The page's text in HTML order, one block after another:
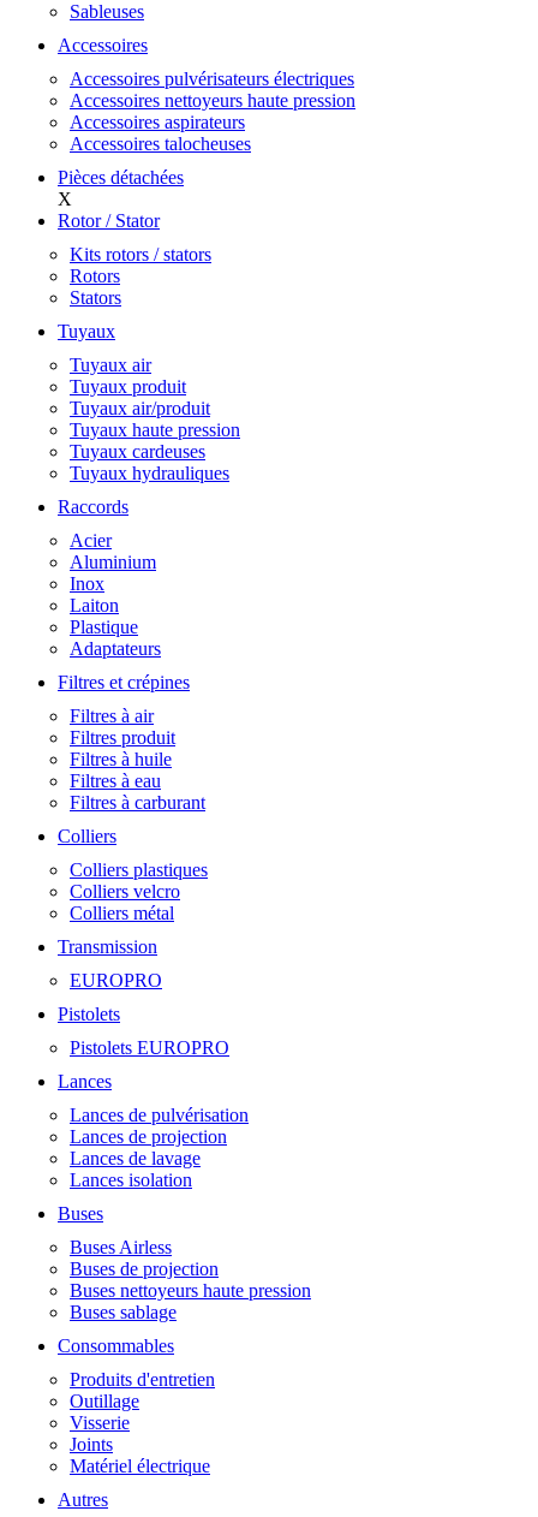
Sableuses
Accessoires
Accessoires pulvérisateurs électriques
Accessoires nettoyeurs haute pression
Accessoires aspirateurs
Accessoires talocheuses
Pièces détachées
X
Rotor / Stator
Kits rotors / stators
Rotors
Stators
Tuyaux
Tuyaux air
Tuyaux produit
Tuyaux air/produit
Tuyaux haute pression
Tuyaux cardeuses
Tuyaux hydrauliques
Raccords
Acier
Aluminium
Inox
Laiton
Plastique
Adaptateurs
Filtres et crépines
Filtres à air
Filtres produit
Filtres à huile
Filtres à eau
Filtres à carburant
Colliers
Colliers plastiques
Colliers velcro
Colliers métal
Transmission
EUROPRO
Pistolets
Pistolets EUROPRO
Lances
Lances de pulvérisation
Lances de projection
Lances de lavage
Lances isolation
Buses
Buses Airless
Buses de projection
Buses nettoyeurs haute pression
Buses sablage
Consommables
Produits d'entretien
Outillage
Visserie
Joints
Matériel électrique
Autres